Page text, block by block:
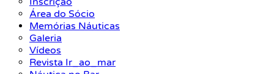
Área do Sócio
Memórias Náuticas
Galeria
Vídeos
Revista Ir_ao_mar